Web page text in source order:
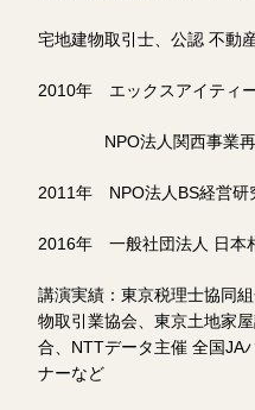
宅地建物取引士、公認 不動
2010年 エックスアイティ
NPO法人関西事業再
2011年 NPO法人BS経営
2016年 一般社団法人 日本
講演実績：東京税理士協同
物取引業協会、東京土地家
合、NTTデータ主催 全国JA
ナーなど